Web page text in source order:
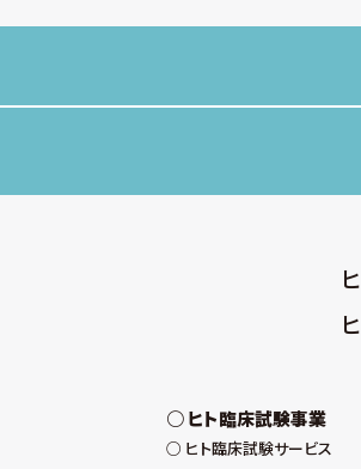
ヒト臨床試験事業
ヒト臨床試験サービス